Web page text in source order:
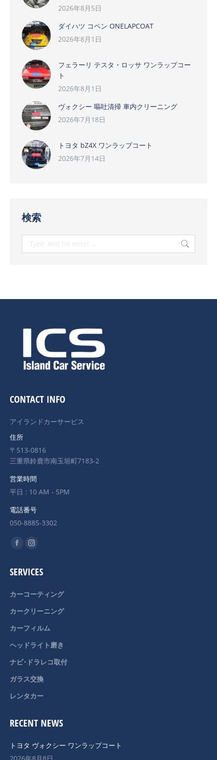
2026年8月5日
ダイハツ コペン ONELAPCOAT
2026年8月1日
フェラーリ テスタ・ロッサ ワンラップコー
ト
2026年8月1日
ヴォクシー 嘔吐清掃 車内クリーニング
2026年7月18日
トヨタ bZ4X ワンラップコート
2026年7月14日
検索
Search:
CONTACT INFO
アイランドカーサービス
住所
〒513-0816
三重県鈴鹿市南玉垣町7183-2
営業時間
平日 : 10 AM - 5PM
電話番号
050-8885-3302
Find us on:
Facebook
opens
new
window
Instagram
opens
new
window
SERVICES
カーコーティング
カークリーニング
カーフィルム
ヘッドライト磨き
ナビ･ドラレコ取付
ガラス交換
レンタカー
RECENT NEWS
トヨタ ヴォクシー ワンラップコート